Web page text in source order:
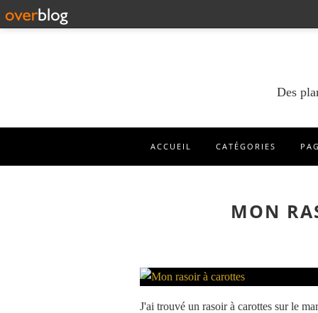
Des
ACCUEIL CATÉGORIES
MON
J'ai trouvé un rasoir à carottes sur le